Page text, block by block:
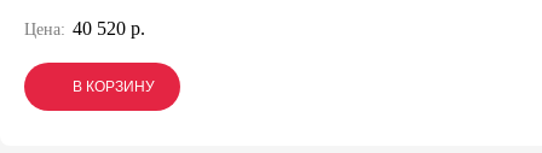
Цена: 40 520 р.
В КОРЗИНУ
В КОРЗИНУ
В КОРЗИНУ